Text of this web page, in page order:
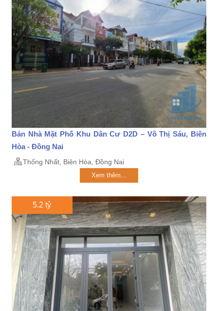
Bán Nhà Mặt Phố Khu Dân Cư D2D – Võ Thị Sáu, Biên
Hòa - Đồng Nai
Thống Nhất, Biên Hòa, Đồng Nai
Xem thêm...
5.2 tỷ